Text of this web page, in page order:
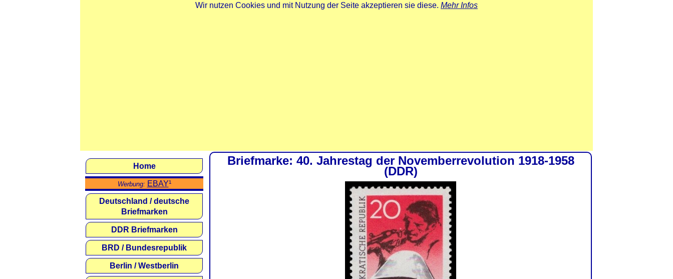
Wir nutzen Cookies und mit Nutzung der Seite akzeptieren sie diese. Mehr Infos
Briefmarke: 40. Jahrestag der Novemberrevolution 1918-1958
(DDR)
Home
Werbung: EBAY¹
Deutschland / deutsche
Briefmarken
DDR Briefmarken
BRD / Bundesrepublik
Berlin / Westberlin